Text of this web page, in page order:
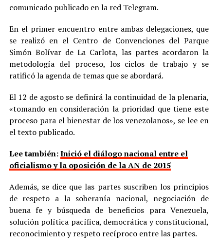
comunicado publicado en la red Telegram.
En el primer encuentro entre ambas delegaciones, que
se realizó en el Centro de Convenciones del Parque
Simón Bolívar de La Carlota, las partes acordaron la
metodología del proceso, los ciclos de trabajo y se
ratificó la agenda de temas que se abordará.
El 12 de agosto se definirá la continuidad de la plenaria,
«tomando en consideración la prioridad que tiene este
proceso para el bienestar de los venezolanos», se lee en
el texto publicado.
Lee también:Inició el diálogo nacional entre el
oficialismo y la oposición de la AN de 2015
Además, se dice que las partes suscriben los principios
de respeto a la soberanía nacional, negociación de
buena fe y búsqueda de beneficios para Venezuela,
solución política pacífica, democrática y constitucional,
reconocimiento y respeto recíproco entre las partes.